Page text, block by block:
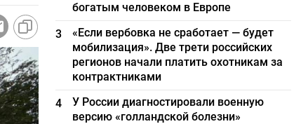
богатым человеком в Европе
3
«Если вербовка не сработает — будет
мобилизация». Две трети российских
регионов начали платить охотникам за
контрактниками
4
У России диагностировали военную
версию «голландской болезни»